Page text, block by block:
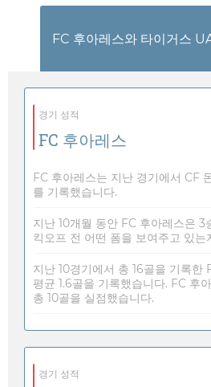
FC 후아레스와 타이거스
경기 성적
FC 후아레스
FC 후아레스는 지난 경기에서 CF
를 기록했습니다.
지난 10개월 동안 FC 후아레스은 3
킥오프 전 어떤 폼을 보여주고 있는
지난 10경기에서 총 16골을 기록한
평균 1.6골을 기록했습니다. FC 후
총 10골을 실점했습니다.
경기 성적